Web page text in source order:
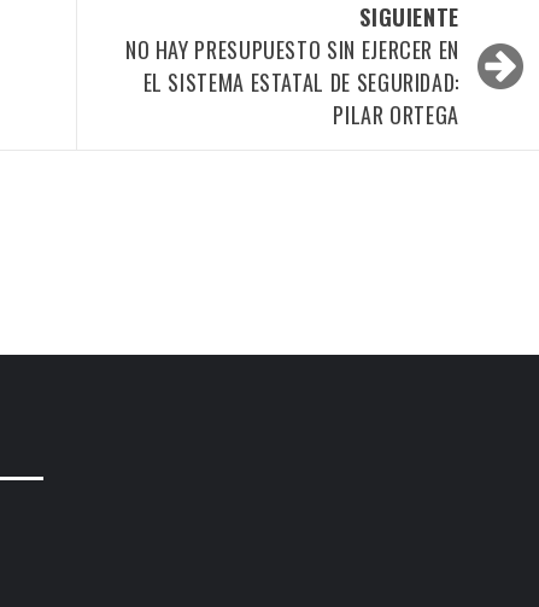
SIGUIENTE
NO HAY PRESUPUESTO SIN EJERCER EN
EL SISTEMA ESTATAL DE SEGURIDAD:
PILAR ORTEGA